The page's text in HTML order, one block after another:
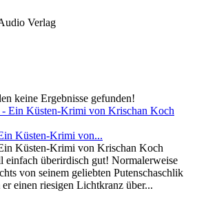
Verlag
keine Ergebnisse gefunden!
Küsten-Krimi von...
Küsten-Krimi von Krischan Koch
einfach überirdisch gut! Normalerweise
von seinem geliebten Putenschaschlik
einen riesigen Lichtkranz über...